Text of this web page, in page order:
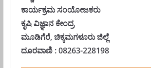
ಕಾರ್ಯಕ್ರಮ ಸಂಯೋಜಕರು
ಕೃಷಿ ವಿಜ್ಞಾನ ಕೇಂದ್ರ
ಮೂಡಿಗೆರೆ, ಚಿಕ್ಕಮಗಳೂರು ಜಿಲ್ಲೆ
ದೂರವಾಣಿ : 08263-228198